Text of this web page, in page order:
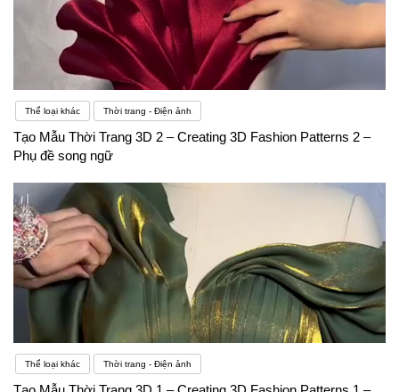
Thể loại khác Thời trang - Điện ảnh
Tạo Mẫu Thời Trang 3D 2 – Creating 3D Fashion Patterns 2 –
Phụ đề song ngữ
Thể loại khác Thời trang - Điện ảnh